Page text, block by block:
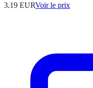
3.19 EURVoir le prix